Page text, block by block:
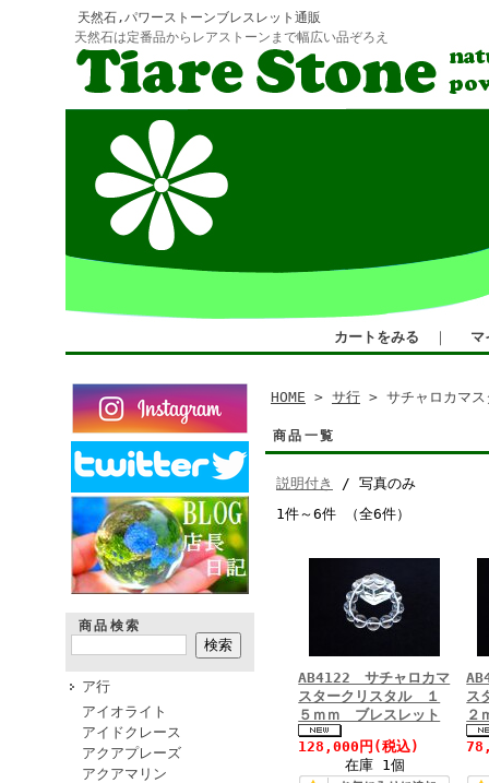
天然石,パワーストーンブレスレット通販
天然石は定番品からレアストーンまで幅広い品ぞろえ
カートをみる ｜ マ
商品検索
ア行
アイオライト
アイドクレース
アクアプレーズ
アクアマリン
HOME > サ行 > サチャロカマス
商品一覧
説明付き
/ 写真のみ
1件～6件 （全6件）
AB4122 サチャロカマ
スタークリスタル １
５ｍｍ ブレスレット
128,000円 (税込)
在庫 1個
ス
２